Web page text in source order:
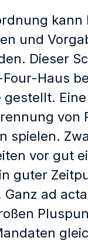
und
Dieser
Haus
gestellt.
von
spielen.
vor gut
guter
Ganz ad